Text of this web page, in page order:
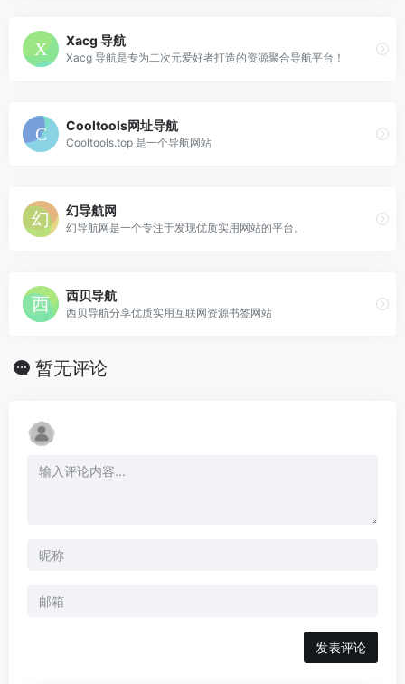
Xacg 导航
Xacg 导航是专为二次元爱好者打造的资源聚合导航平台！
Cooltools网址导航
Cooltools.top 是一个导航网站
幻导航网
幻导航网是一个专注于发现优质实用网站的平台。
西贝导航
西贝导航分享优质实用互联网资源书签网站
暂无评论
发表评论